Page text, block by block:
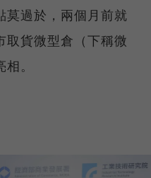
莫過於，兩個月前就
取貨微型倉（下稱微
。